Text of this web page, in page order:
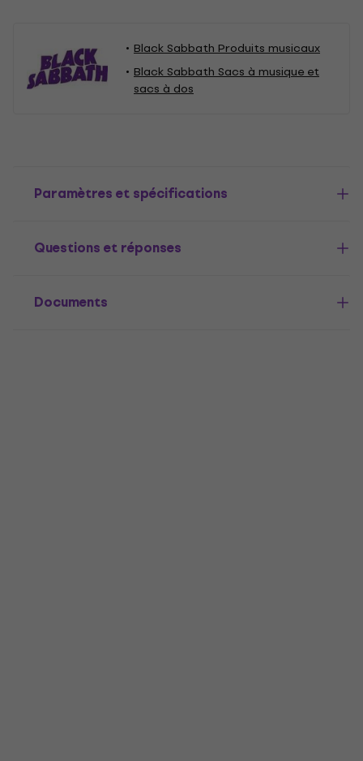
Black Sabbath Produits musicaux
Black Sabbath Sacs à musique et
sacs à dos
Paramètres et spécifications
Questions et réponses
Documents